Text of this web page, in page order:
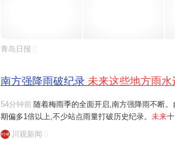
青岛日报
南方强降雨破纪录 未来这些地方雨水
54分钟前 随着梅雨季的全面开启,南方强降雨不断
期偏多1倍以上,不少站点雨量打破历史纪录。 未来
轮番影响贵州、广西北部到江南中南部一带。刚刚
城市未来七天降雨全勤?一组数据为你揭晓。
川观新闻